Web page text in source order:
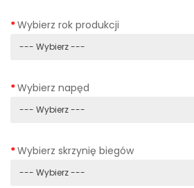
Wybierz rok produkcji
Wybierz napęd
Wybierz skrzynię biegów